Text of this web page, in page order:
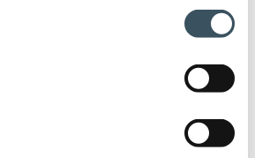
digitalisaatio